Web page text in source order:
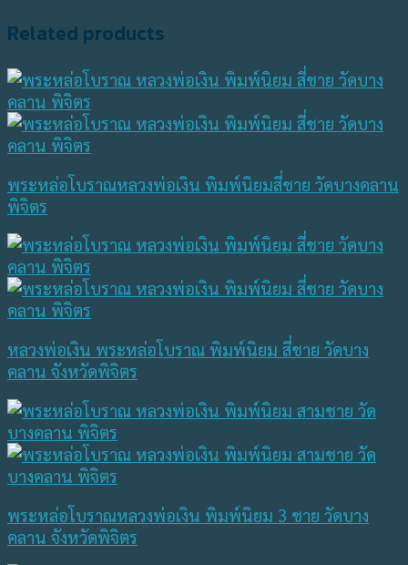
Related products
พระหล่อโบราณหลวงพ่อเงิน พิมพ์นิยมสี่ชาย วัดบางคลาน
พิจิตร
หลวงพ่อเงิน พระหล่อโบราณ พิมพ์นิยม สี่ชาย วัดบาง
คลาน จังหวัดพิจิตร
พระหล่อโบราณหลวงพ่อเงิน พิมพ์นิยม 3 ชาย วัดบาง
คลาน จังหวัดพิจิตร